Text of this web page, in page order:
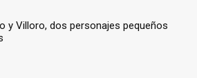
y Villoro, dos personajes pequeños